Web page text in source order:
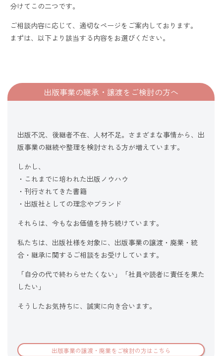
分けてこの二つです。
ご相談内容に応じて、適切なページをご案内しております。
まずは、以下より該当する内容をお選びください。
出版事業の継承・譲渡をご検討の方へ
出版不況、後継者不在、人材不足。さまざまな事情から、出
版事業の継続や整理を検討される方が増えています。
しかし、
・これまでに培われた出版ノウハウ
・刊行されてきた書籍
・出版社としての理念やブランド
それらは、今もなお価値を持ち続けています。
私たちは、出版社様を対象に、出版事業の譲渡・廃業・統
合・継承に関するご相談をお受けしています。
「自分の代で終わらせたくない」「社員や読者に責任を果た
したい」
そうしたお気持ちに、誠実に向き合います。
出版事業の譲渡・廃業をご検討の方はこちら